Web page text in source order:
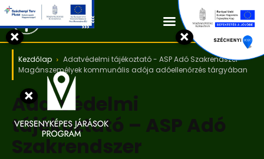
Kapcsolat
Kezdőlap
Adatvédelmi tájékoztató - ASP Adó Szakrendszer
Magánszemélyek kommunális adója adóellenőrzés tárgyában
Adatvédelmi
tájékoztató – ASP Adó
Szakrendszer
×
×
×